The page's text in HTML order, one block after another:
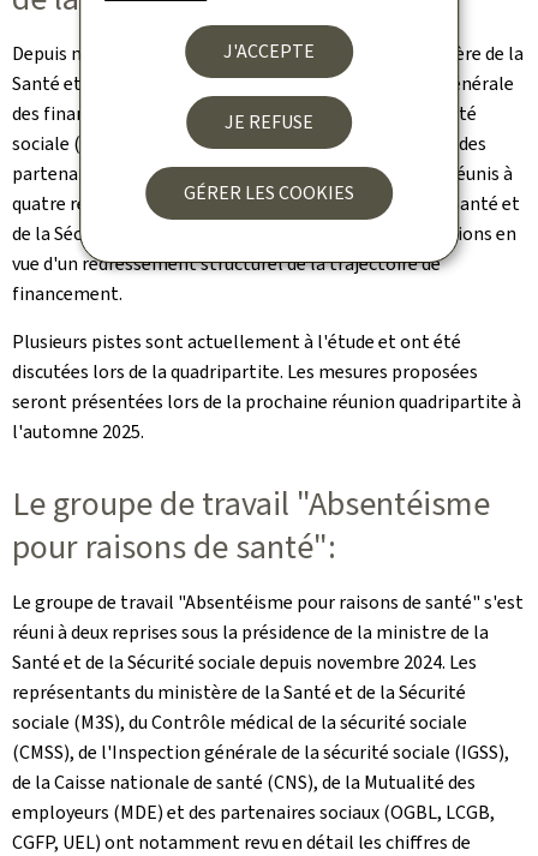
J'ACCEPTE
JE REFUSE
GÉRER LES COOKIES
Depuis novembre dernier, des représentants du ministère de la
Santé et de la Sécurité sociale (M3S), de l'Inspection générale
des finances (IGF), de l'Inspection générale de la sécurité
sociale (IGSS), de la Caisse nationale de santé (CNS) et des
partenaires sociaux (OGBL, LCGB, CGDP, UEL) se sont réunis à
quatre reprises sous la présidence de la ministre de la Santé et
de la Sécurité sociale afin de travailler sur des propositions en
vue d'un redressement structurel de la trajectoire de
financement.
Plusieurs pistes sont actuellement à l'étude et ont été
discutées lors de la quadripartite. Les mesures proposées
seront présentées lors de la prochaine réunion quadripartite à
l'automne 2025.
Le groupe de travail "Absentéisme
pour raisons de santé":
Le groupe de travail "Absentéisme pour raisons de santé" s'est
réuni à deux reprises sous la présidence de la ministre de la
Santé et de la Sécurité sociale depuis novembre 2024. Les
représentants du ministère de la Santé et de la Sécurité
sociale (M3S), du Contrôle médical de la sécurité sociale
(CMSS), de l'Inspection générale de la sécurité sociale (IGSS),
de la Caisse nationale de santé (CNS), de la Mutualité des
employeurs (MDE) et des partenaires sociaux (OGBL, LCGB,
CGFP, UEL) ont notamment revu en détail les chiffres de